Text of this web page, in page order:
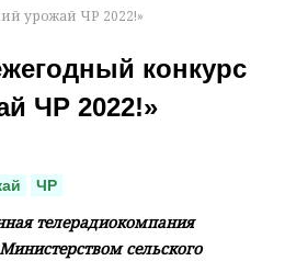
урожай ЧР 2022!»
конкурс
ЧР 2022!»
ЧР
телерадиокомпания
сельского